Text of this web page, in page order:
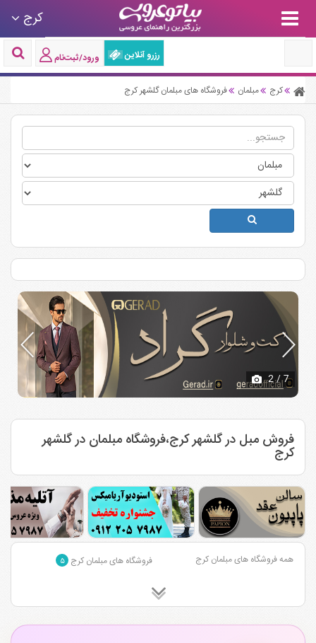
کرج
رزرو آنلاین ورود/ثبت‌نام
کرج مبلمان فروشگاه های مبلمان گلشهر کرج
2/ 7
فروش مبل در گلشهر کرج،فروشگاه مبلمان در گلشهر
کرج
همه فروشگاه های مبلمان کرج فروشگاه های مبلمان کرج ۵